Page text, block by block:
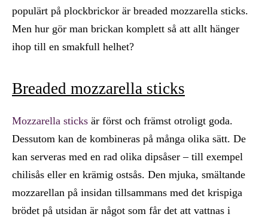
populärt på plockbrickor är breaded mozzarella sticks.
Men hur gör man brickan komplett så att allt hänger
ihop till en smakfull helhet?
Breaded mozzarella sticks
Mozzarella sticks är först och främst otroligt goda.
Dessutom kan de kombineras på många olika sätt. De
kan serveras med en rad olika dipsåser – till exempel
chilisås eller en krämig ostsås. Den mjuka, smältande
mozzarellan på insidan tillsammans med det krispiga
brödet på utsidan är något som får det att vattnas i